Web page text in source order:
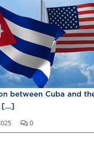
between Cuba and
[...]
0